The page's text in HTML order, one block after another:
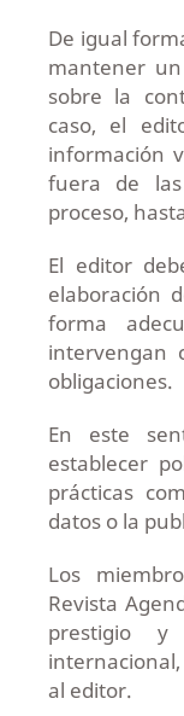
De igual
mantener
sobre la
caso, el
información
fuera de
proceso,
El editor
elaboración
forma
intervengan
obligaciones.
En este
establecer
prácticas
datos o la
Los
Revista
prestigio
al editor.